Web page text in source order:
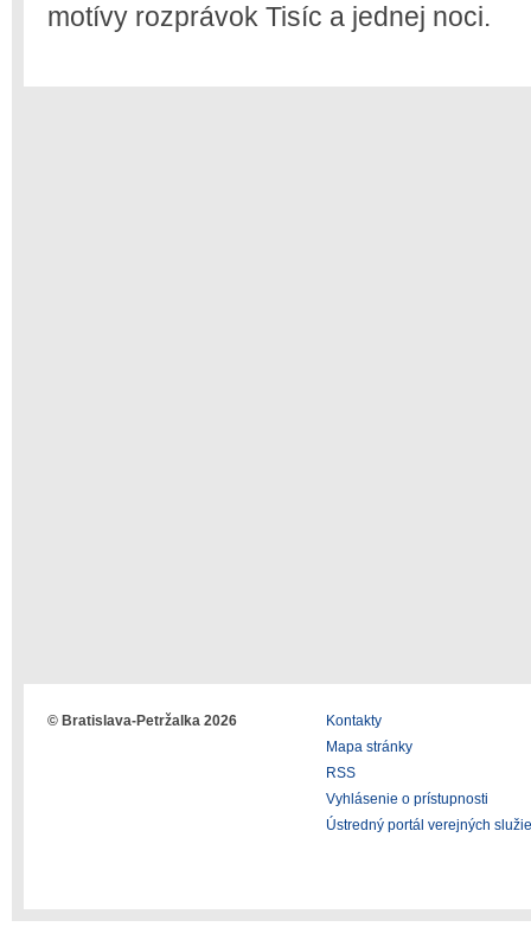
motívy rozprávok Tisíc a jednej noci.
© Bratislava-Petržalka 2026
Kontakty
Mapa stránky
RSS
Vyhlásenie o prístupnosti
Ústredný portál verejných